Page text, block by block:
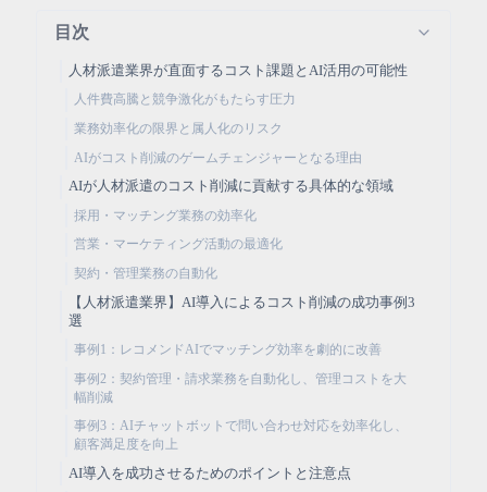
目次
人材派遣業界が直面するコスト課題とAI活用の可能性
人件費高騰と競争激化がもたらす圧力
業務効率化の限界と属人化のリスク
AIがコスト削減のゲームチェンジャーとなる理由
AIが人材派遣のコスト削減に貢献する具体的な領域
採用・マッチング業務の効率化
営業・マーケティング活動の最適化
契約・管理業務の自動化
【人材派遣業界】AI導入によるコスト削減の成功事例3
選
事例1：レコメンドAIでマッチング効率を劇的に改善
事例2：契約管理・請求業務を自動化し、管理コストを大
幅削減
事例3：AIチャットボットで問い合わせ対応を効率化し、
顧客満足度を向上
AI導入を成功させるためのポイントと注意点